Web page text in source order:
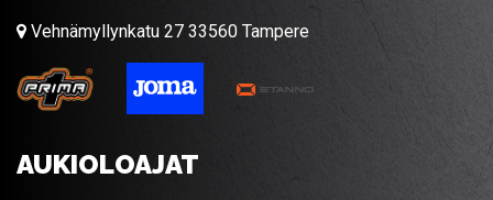
Vehnämyllynkatu 27 33560 Tampere
AUKIOLOAJAT